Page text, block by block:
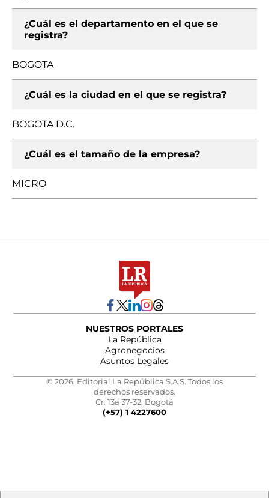
¿Cuál es el departamento en el que se
registra?
BOGOTA
¿Cuál es la ciudad en el que se registra?
BOGOTA D.C.
¿Cuál es el tamaño de la empresa?
MICRO
NUESTROS PORTALES
La República
Agronegocios
Asuntos Legales
© 2026, Editorial La República S.A.S. Todos los
derechos reservados.
Cr. 13a 37-32, Bogotá
(+57) 1 4227600